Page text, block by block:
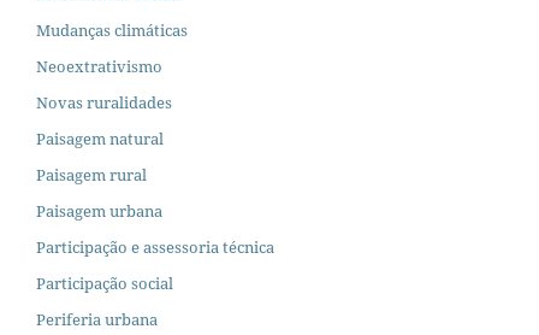
Mudanças climáticas
Neoextrativismo
Novas ruralidades
Paisagem natural
Paisagem rural
Paisagem urbana
Participação e assessoria técnica
Participação social
Periferia urbana